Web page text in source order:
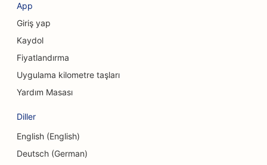
Şarküteriler için SEO
Borç Danışmanlığı Hizmetleri için SEO
Döviz Bozdurma Hizmetleri için SEO
Dans Stüdyoları için SEO
Dermabrazyon Hizmetleri için SEO
App
Giriş yap
Kaydol
Fiyatlandırma
Uygulama kilometre taşları
Yardım Masası
Diller
English (English)
Deutsch (German)